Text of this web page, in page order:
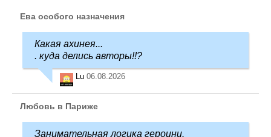
Ева особого назначения
Какая ахинея...
. куда делись авторы!!?
Lu 06.08.2026
Любовь в Париже
Занимательная логика героини.